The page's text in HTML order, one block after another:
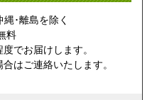
･離島を除く
料
でお届けします。
はご連絡いたします。